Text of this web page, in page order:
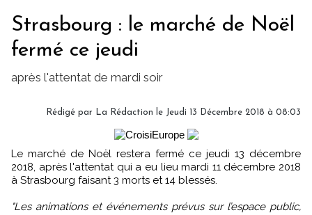
Strasbourg : le marché de Noël
fermé ce jeudi
après l'attentat de mardi soir
Rédigé par La Rédaction le Jeudi 13 Décembre 2018 à 08:03
Le marché de Noël restera fermé ce jeudi 13 décembre
2018, après l'attentat qui a eu lieu mardi 11 décembre 2018
à Strasbourg faisant 3 morts et 14 blessés.
"Les animations et événements prévus sur l’espace public,